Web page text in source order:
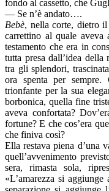
fondo al cassetto, che
— Se n’è andato….
Bebè, nella corte, dietro
carrettino al quale aveva
testamento che era in
tutta presa dall’idea della
tra gli splendori,
ora spenta per sempre.
trionfante per la sua
borbonica, quella fine
aveva confortata?
fortune? E che cos’era
che finiva così?
Ella restava piena d’una
quell’avvenimento
sera, rimasta sola,
«L’amarezza si aggiunge